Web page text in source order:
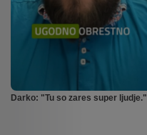
Darko: "Tu so zares super ljudje."